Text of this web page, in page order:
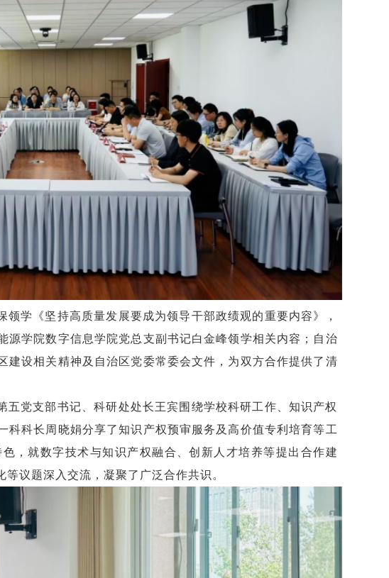
学《坚持高质量发展要成为领导干部政绩观的重要内容》，
学院数字信息学院党总支副书记白金峰领学相关内容；自治
建设相关精神及自治区党委常委会文件，为双方合作提供了清
党支部书记、科研处处长王宾围绕学校科研工作、知识产权
科长周晓娟分享了知识产权预审服务及高价值专利培育等工
，就数字技术与知识产权融合、创新人才培养等提出合作建
议题深入交流，凝聚了广泛合作共识。